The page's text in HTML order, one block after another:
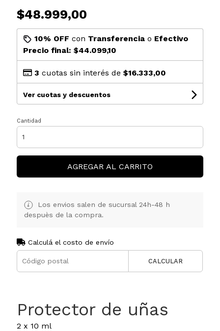
$48.999,00
10% OFF con Transferenciao Efectivo
Precio final: $44.099,10
3 cuotas sin interés de $16.333,00
Ver cuotas y descuentos
Cantidad
AGREGAR AL CARRITO
Los envios salen de sucursal 24h-48 h
despuès de la compra.
Calculá el costo de envío
CALCULAR
Protector de uñas
2 x 10 ml